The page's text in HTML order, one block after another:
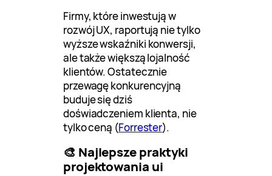
Firmy, które inwestują w
rozwój UX, raportują nie tylko
wyższe wskaźniki konwersji,
ale także większą lojalność
klientów. Ostatecznie
przewagę konkurencyjną
buduje się dziś
doświadczeniem klienta, nie
tylko ceną (Forrester).
🎨 Najlepsze praktyki
projektowania ui